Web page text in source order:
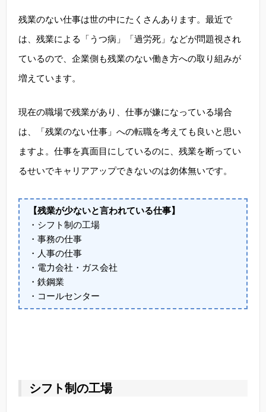
残業のない仕事は世の中にたくさんあります。最近で
は、残業による「うつ病」「過労死」などが問題視され
ているので、企業側も残業のない働き方への取り組みが
増えています。
現在の職場で残業があり、仕事が嫌になっている場合
は、「残業のない仕事」への転職を考えても良いと思い
ますよ。仕事を真面目にしているのに、残業を断ってい
るせいでキャリアアップできないのは勿体無いです。
【残業が少ないと言われている仕事】
・シフト制の工場
・事務の仕事
・人事の仕事
・電力会社・ガス会社
・鉄鋼業
・コールセンター
シフト制の工場